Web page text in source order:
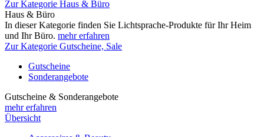
Zur Kategorie Haus & Büro
Haus & Büro
In dieser Kategorie finden Sie Lichtsprache-Produkte für Ihr Heim
und Ihr Büro. mehr erfahren
Zur Kategorie Gutscheine, Sale
Gutscheine
Sonderangebote
Gutscheine & Sonderangebote
mehr erfahren
Übersicht